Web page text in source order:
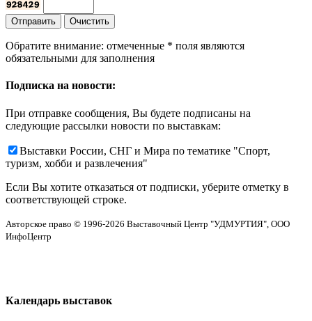
Обратите внимание: отмеченные * поля являются
обязательными для заполнения
Подписка на новости:
При отправке сообщения, Вы будете подписаны на
следующие рассылки новости по выставкам:
Выставки России, СНГ и Мира по тематике "Спорт,
туризм, хобби и развлечения"
Если Вы хотите отказаться от подписки, уберите отметку в
соответствующей строке.
Авторское право © 1996-2026 Выставочный Центр "УДМУРТИЯ", ООО
ИнфоЦентр
Календарь выставок